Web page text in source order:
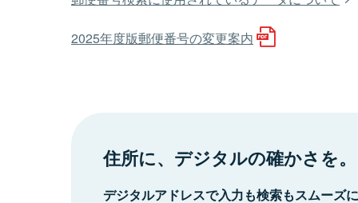
2025年度版郵便番号の変更案内
住所に、デジタルの確かさを。
デジタルアドレスで入力も検索もスムーズ